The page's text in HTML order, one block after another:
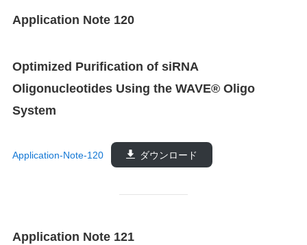
Application Note 120
Optimized Purification of siRNA
Oligonucleotides Using the WAVE® Oligo
System
Application-Note-120 ダウンロード
Application Note 121